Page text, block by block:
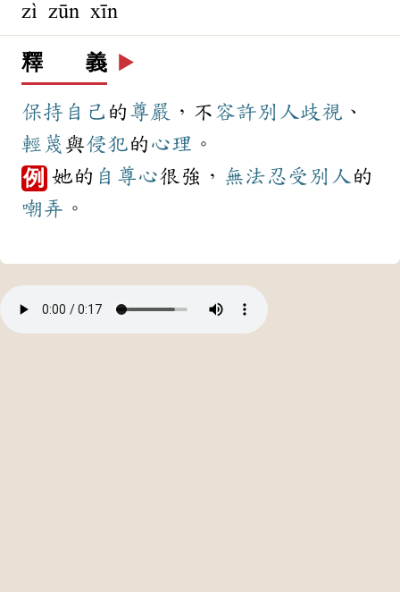
zì zūn xīn
釋 義 ▶️
保持 自己 的 尊嚴 ，不 容許別人歧視 、
輕蔑 與侵犯的 心理 。
例 她的 自尊心很強， 無法忍受 別人 的
嘲弄 。